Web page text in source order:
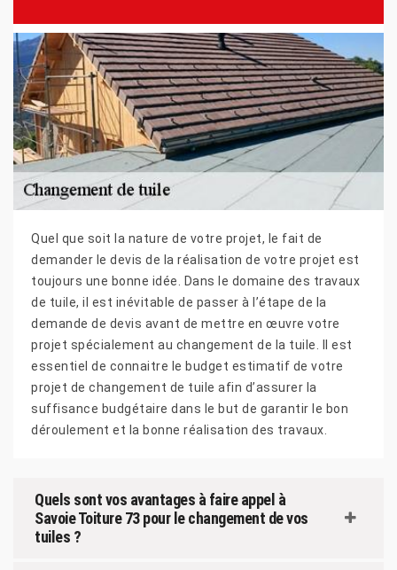
Quel que soit la nature de votre projet, le fait de
demander le devis de la réalisation de votre projet est
toujours une bonne idée. Dans le domaine des travaux
de tuile, il est inévitable de passer à l’étape de la
demande de devis avant de mettre en œuvre votre
projet spécialement au changement de la tuile. Il est
essentiel de connaitre le budget estimatif de votre
projet de changement de tuile afin d’assurer la
suffisance budgétaire dans le but de garantir le bon
déroulement et la bonne réalisation des travaux.
Quels sont vos avantages à faire appel à
Savoie Toiture 73 pour le changement de vos
tuiles ?